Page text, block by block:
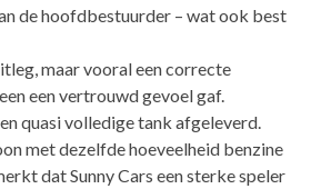
de hoofdbestuurder – wat ook best
maar vooral een correcte
een vertrouwd gevoel gaf.
quasi volledige tank afgeleverd.
met dezelfde hoeveelheid benzine
dat Sunny Cars een sterke speler